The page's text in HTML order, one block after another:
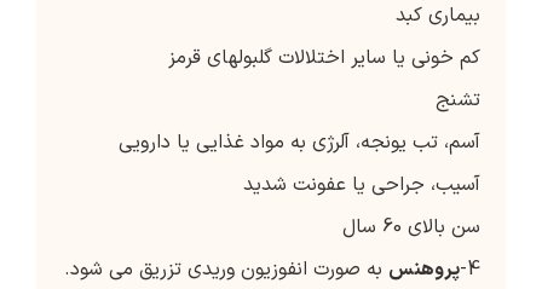
بیماری کبد
کم خونی یا سایر اختلالات گلبولهای قرمز
تشنج
آسم، تب یونجه، آلرژی به مواد غذایی یا دارویی
آسیب، جراحی یا عفونت شدید
سن بالای 60 سال
4- پروهنس به صورت انفوزیون وریدی تزریق می شود.